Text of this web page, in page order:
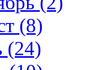
(8)
(24)